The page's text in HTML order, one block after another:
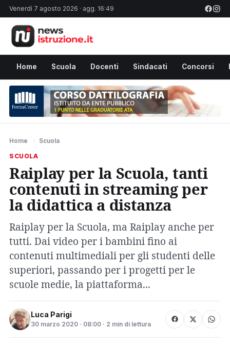
Venerdì 7 agosto 2026 · agg. 16:49
Home Scuola Docenti Sindacati Concorsi
Home › Scuola
SCUOLA
Raiplay per la Scuola, tanti
contenuti in streaming per
la didattica a distanza
Raiplay per la Scuola, ma Raiplay anche per
tutti. Dai video per i bambini fino ai
contenuti multimediali per gli studenti delle
superiori, passando per i progetti per le
scuole medie, la piattaforma...
Luca Parigi
30 marzo 2020 · 08:00 · 2 min di lettura